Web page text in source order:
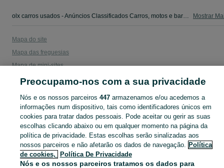
olx carros usados - Anúncios Classificados Carros, motos e barcos Viana do Castelo - camiões, salvados,autocaravanas, scooters e outros. Veja os anúncios ou publique o seu anúncio grátis no OLX Portugal. Mostrar
Mapa do site
Mapa das freguesias
Mapa de mini-sites
Pesquisas populares
Preocupamo-nos com a sua privacidade
Nós e os nossos parceiros 447armazenamos e/ou acedemos a
informações num dispositivo, tais como identificadores únicos em
cookies para tratar dados pessoais. Pode aceitar ou gerir as suas
escolhas clicando abaixo ou em qualquer momento na página da
política de privacidade. Estas escolhas serão sinalizadas aos
nossos parceiros e não afetarão os dados de navegação. Política
de cookies,
Política De Privacidade
Nós e os nossos parceiros tratamos os dados para